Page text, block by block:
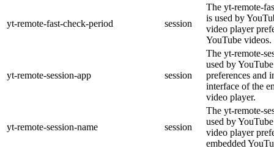
yt-remote-fast-check-period session
The yt-remote-
is used by
video player
YouTube videos.
yt-remote-session-app session
The yt-remote-
used by
preferences and
interface of the
video player.
yt-remote-session-name session
The yt-remote-
used by
video player
embedded